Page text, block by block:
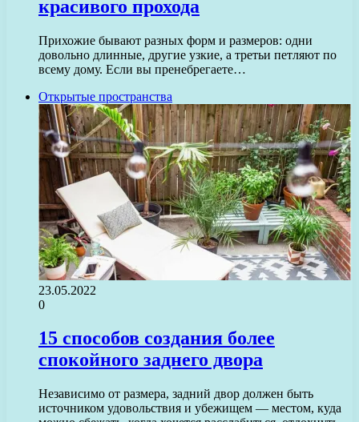
красивого прохода
Прихожие бывают разных форм и размеров: одни
довольно длинные, другие узкие, а третьи петляют по
всему дому. Если вы пренебрегаете…
Открытые пространства
23.05.2022
0
15 способов создания более
спокойного заднего двора
Независимо от размера, задний двор должен быть
источником удовольствия и убежищем — местом, куда